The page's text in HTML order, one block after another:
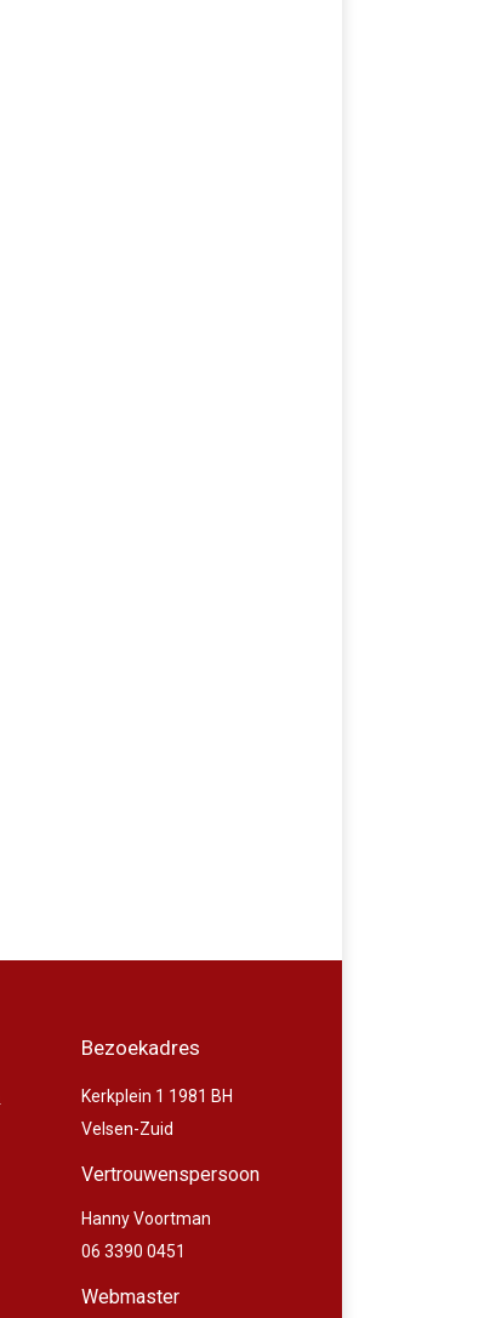
Bezoekadres
Kerkplein 1 1981 BH
Velsen-Zuid
Vertrouwenspersoon
Hanny Voortman
06 3390 0451
Webmaster